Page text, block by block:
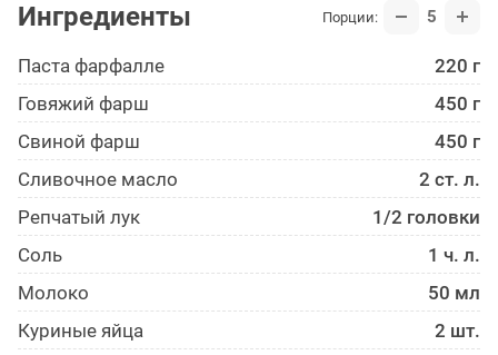
Ингредиенты Порции: 5
Паста фарфалле
220 г
Говяжий фарш
450 г
Свиной фарш
450 г
Сливочное масло
2 ст. л.
Репчатый лук
1/2 головки
Соль
1 ч. л.
Молоко
50 мл
Куриные яйца
2 шт.